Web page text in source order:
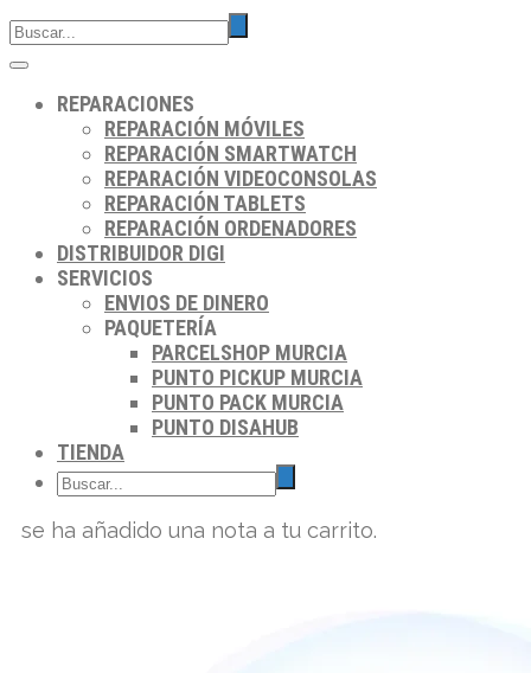
REPARACIONES
REPARACIÓN MÓVILES
REPARACIÓN SMARTWATCH
REPARACIÓN VIDEOCONSOLAS
REPARACIÓN TABLETS
REPARACIÓN ORDENADORES
DISTRIBUIDOR DIGI
SERVICIOS
ENVIOS DE DINERO
PAQUETERÍA
PARCELSHOP MURCIA
PUNTO PICKUP MURCIA
PUNTO PACK MURCIA
PUNTO DISAHUB
TIENDA
se ha añadido una nota a tu carrito.